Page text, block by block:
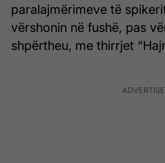
paralajmërimeve të
vërshonin në fushë, pas
shpërtheu, me thirrjet